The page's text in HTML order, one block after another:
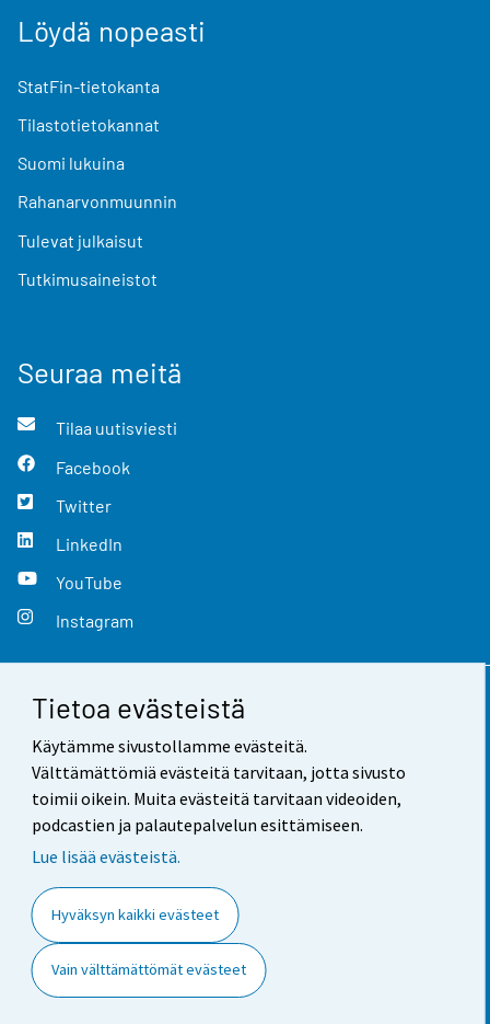
Tietoa evästeistä
Käytämme sivustollamme evästeitä.
Välttämättömiä evästeitä tarvitaan, jotta sivusto
toimii oikein. Muita evästeitä tarvitaan videoiden,
podcastien ja palautepalvelun esittämiseen.
Lue lisää evästeistä.
Hyväksyn kaikki evästeet
Vain välttämättömät evästeet
Löydä nopeasti
StatFin-tietokanta
Tilastotietokannat
Suomi lukuina
Rahanarvonmuunnin
Tulevat julkaisut
Tutkimusaineistot
Seuraa meitä
Tilaa uutisviesti
Facebook
Twitter
LinkedIn
YouTube
Instagram
Yhteystiedot
Palaute
Käyttöehdot
Saavutettavuus
Tietoa sivustosta
Evästeasetukset